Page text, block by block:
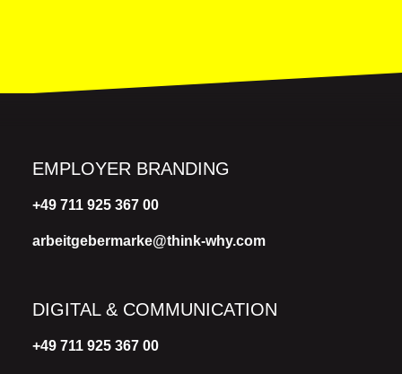
EMPLOYER BRANDING
+49 711 925 367 00
arbeitgebermarke@think-why.com
DIGITAL & COMMUNICATION
+49 711 925 367 00